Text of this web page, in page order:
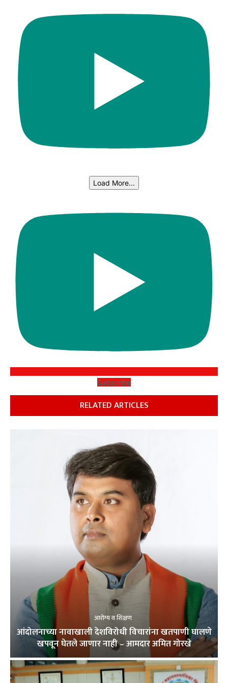
Load More...
Subscribe
RELATED ARTICLES
आरोग्य व शिक्षण
आंदोलनाच्या नावाखाली देशविरोधी विचारांना खतपाणी घालणे
खपवून घेतले जाणार नाही – आमदार अमित गोरखे